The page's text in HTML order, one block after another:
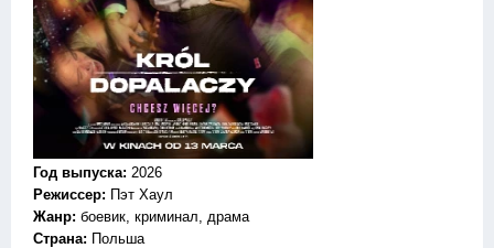
Год выпуска: 2026
Режиссер: Пэт Хаул
Жанр: боевик, криминал, драма
Страна: Польша